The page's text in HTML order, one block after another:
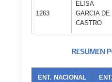
1263
ELISA
GARCIA DE
CASTRO
RESUMEN
ENT. NACIONAL